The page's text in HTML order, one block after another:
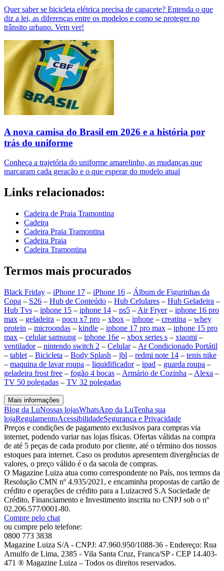
Quer saber se bicicleta elétrica precisa de capacete? Entenda o que
diz a lei, as diferenças entre os modelos e como se proteger no
trânsito urbano. Vem ver!
A nova camisa do Brasil em 2026 e a história por
trás do uniforme
Conheça a trajetória do uniforme amarelinho, as mudanças que
marcaram cada geração e o que esperar do modelo atual
Links relacionados:
Cadeira de Praia Tramontina
Cadeira
Cadeira Praia Tramontina
Cadeira Praia
Cadeira Tramontina
Termos mais procurados
Black Friday – iPhone 17 – iPhone 16 – Álbum de Figurinhas da
Copa – S26 – Hub de Conteúdo – Hub Celulares – Hub Geladeira –
Hub Tvs – iphone 15 – iphone 14 – ps5 – Air Fryer– iphone 16 pro
max – geladeira – poco x7 pro – xbox – iphone – creatina – whey
protein – microondas – kindle – iphone 17 pro max – iphone 15 pro
max – celular samsung – iphone 16e – xbox series s – xiaomi –
ventilador– nintendo switch 2 – Celular– Ar Condicionado Portátil
– tablet – Bicicleta – Body Splash – jbl – redmi note 14 – tenis nike
– maquina de lavar roupa – liquidificador– ipad – guarda roupa –
geladeira frost free – fogão 4 bocas – Armário de Cozinha – Alexa –
TV 50 polegadas – TV 32 polegadas
Mais informações
Blog da LuNossas lojasWhatsApp da LuTenha sua
lojaRegulamentoAcessibilidadeSegurança e Privacidade
Preços e condições de pagamento exclusivos para compras via
internet, podendo variar nas lojas físicas. Ofertas válidas na compra
de até 5 peças de cada produto por cliente, até o término dos nossos
estoques para internet. Caso os produtos apresentem divergências de
valores, o preço válido é o da sacola de compras.
O Magazine Luiza atua como correspondente no País, nos termos da
Resolução CMN nº 4.935/2021, e encaminha propostas de cartão de
crédito e operações de crédito para a Luizacred S.A Sociedade de
Crédito, Financiamento e Investimento inscrita no CNPJ sob o nº
02.206.577/0001-80.
Compre pelo chat
ou compre pelo telefone:
0800 773 3838
Magazine Luiza S/A - CNPJ: 47.960.950/1088-36 - Endereço: Rua
Arnulfo de Lima, 2385 - Vila Santa Cruz, Franca/SP - CEP 14.403-
471 ® Magazine Luiza – Todos os direitos reservados.